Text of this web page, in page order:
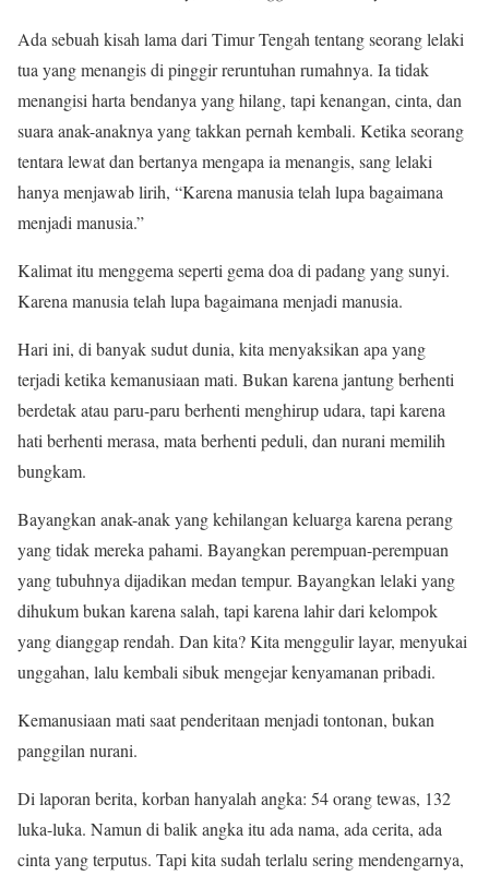
Ada sebuah kisah lama dari Timur Tengah tentang seorang lelaki
tua yang menangis di pinggir reruntuhan rumahnya. Ia tidak
menangisi harta bendanya yang hilang, tapi kenangan, cinta, dan
suara anak-anaknya yang takkan pernah kembali. Ketika seorang
tentara lewat dan bertanya mengapa ia menangis, sang lelaki
hanya menjawab lirih, “Karena manusia telah lupa bagaimana
menjadi manusia.”
Kalimat itu menggema seperti gema doa di padang yang sunyi.
Karena manusia telah lupa bagaimana menjadi manusia.
Hari ini, di banyak sudut dunia, kita menyaksikan apa yang
terjadi ketika kemanusiaan mati. Bukan karena jantung berhenti
berdetak atau paru-paru berhenti menghirup udara, tapi karena
hati berhenti merasa, mata berhenti peduli, dan nurani memilih
bungkam.
Bayangkan anak-anak yang kehilangan keluarga karena perang
yang tidak mereka pahami. Bayangkan perempuan-perempuan
yang tubuhnya dijadikan medan tempur. Bayangkan lelaki yang
dihukum bukan karena salah, tapi karena lahir dari kelompok
yang dianggap rendah. Dan kita? Kita menggulir layar, menyukai
unggahan, lalu kembali sibuk mengejar kenyamanan pribadi.
Kemanusiaan mati saat penderitaan menjadi tontonan, bukan
panggilan nurani.
Di laporan berita, korban hanyalah angka: 54 orang tewas, 132
luka-luka. Namun di balik angka itu ada nama, ada cerita, ada
cinta yang terputus. Tapi kita sudah terlalu sering mendengarnya,